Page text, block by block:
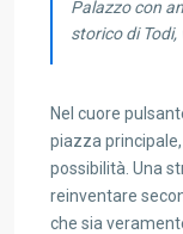
Palazzo con
storico di Todi,
Nel cuore
piazza
possibilità. Una
reinventare
che sia